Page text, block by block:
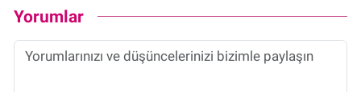
Yorumlar